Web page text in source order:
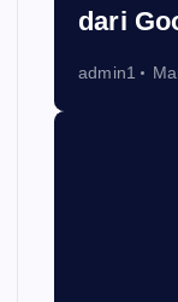
dari
admin1